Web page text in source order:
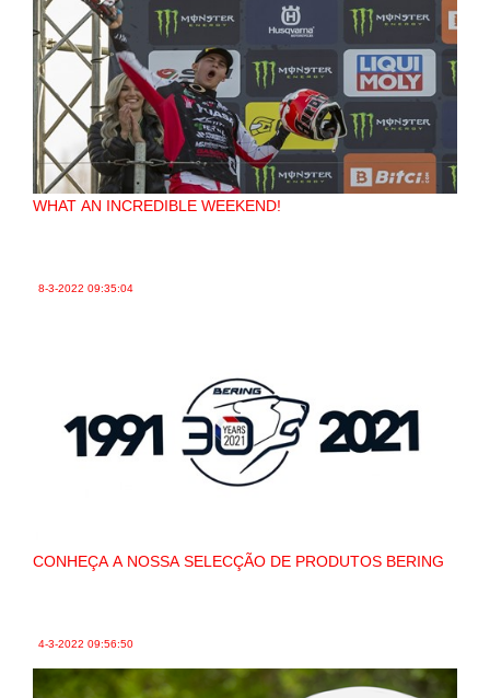
WHAT AN INCREDIBLE WEEKEND!
8-3-2022 09:35:04
CONHEÇA A NOSSA SELECÇÃO DE PRODUTOS BERING
4-3-2022 09:56:50